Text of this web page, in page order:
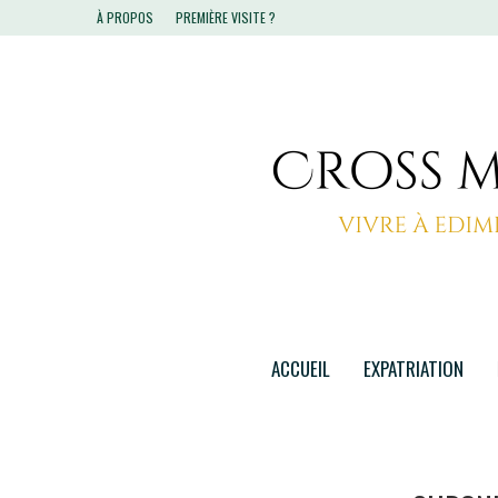
À PROPOS PREMIÈRE VISITE ?
ACCUEIL EXPATRIATION